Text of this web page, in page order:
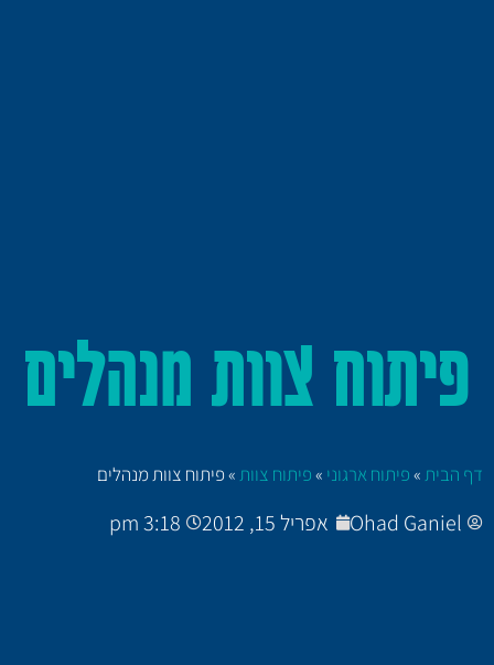
פיתוח צוות מנהלים
דף הבית»פיתוח ארגוני »פיתוח צוות»פיתוח צוות מנהלים
Ohad Ganiel אפריל 15, 2012 3:18 pm